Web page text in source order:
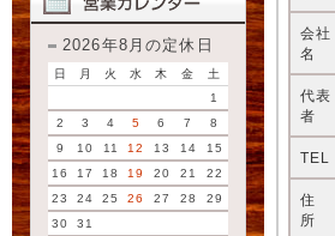
2026年8月の定休日
日 月 火 水 木 金
土
1
2
3 4 5 6 7
8
9
10 11 12 13 14
15
16
17 18 19 20 21
22
23
24 25 26 27 28
29
30
31
会社
名
代表
者
TEL
住
所